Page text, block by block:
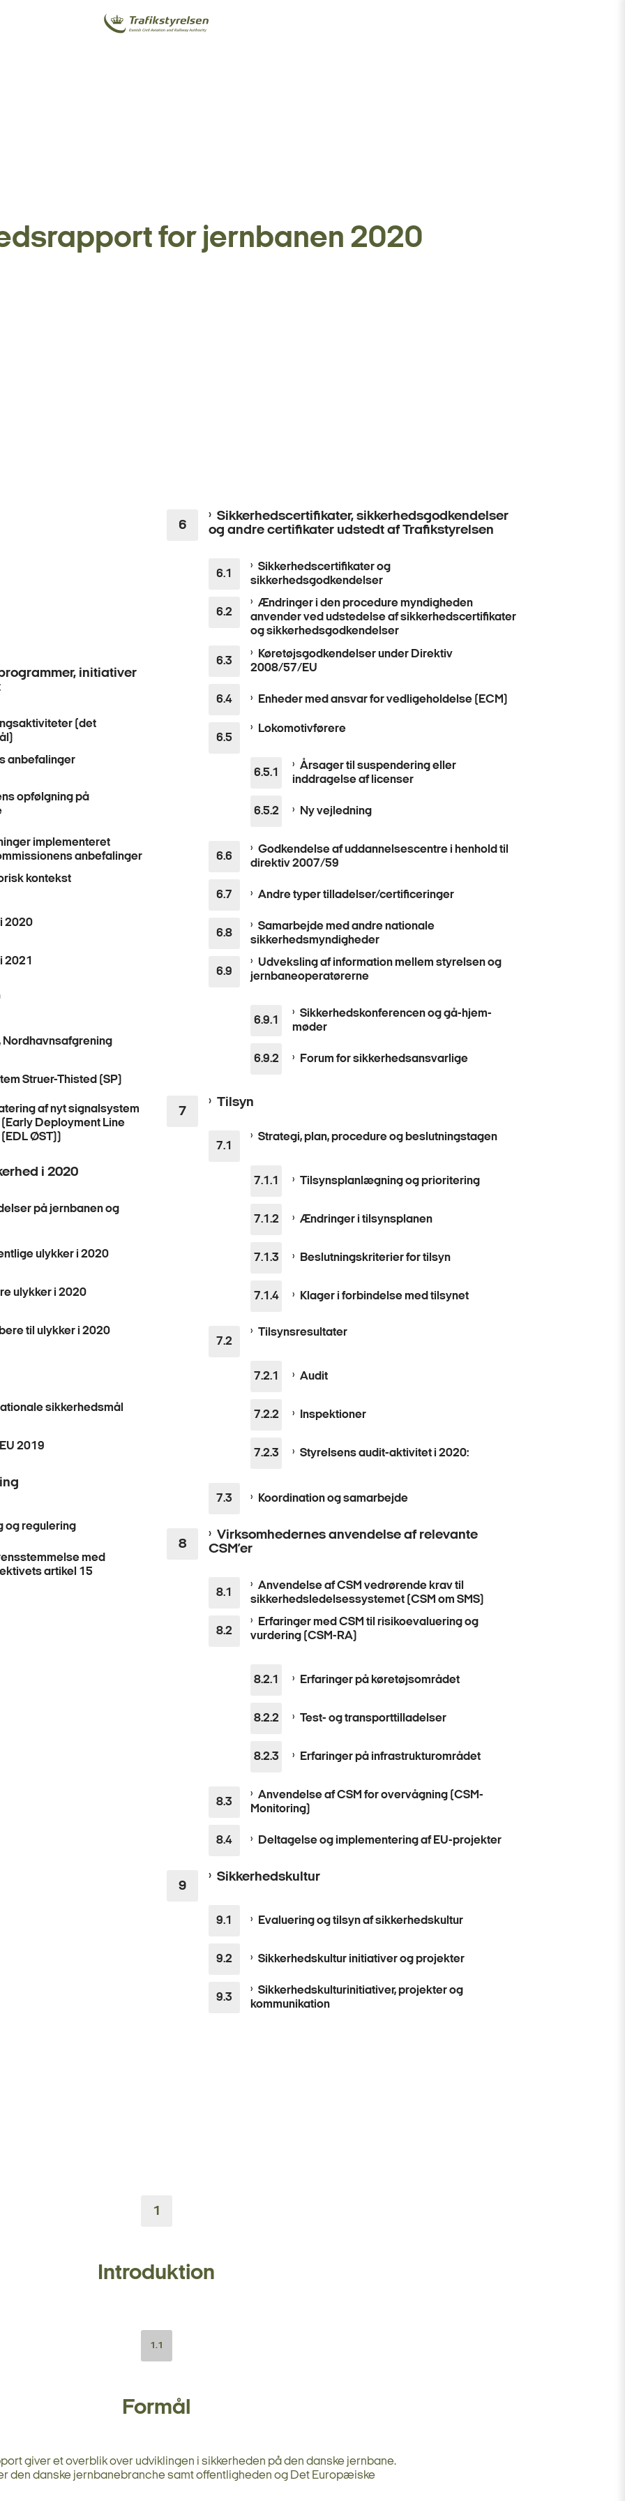
for jernbanen 2020
initiativer
(det
anbefalinger
opfølgning på
implementeret
anbefalinger
kontekst
2020
2021
Nordhavnsafgrening
Struer-Thisted (SP)
af nyt signalsystem
Deployment Line
ØST))
i 2020
på jernbanen og
ulykker i 2020
ulykker i 2020
til ulykker i 2020
sikkerhedsmål
2019
og regulering
med
artikel 15
Sikkerhedscertifikater, sikkerhedsgodkendelser
og andre certifikater udstedt af Trafikstyrelsen
Sikkerhedscertifikater og
sikkerhedsgodkendelser
Ændringer i den procedure myndigheden
anvender ved udstedelse af sikkerhedscertifikater
og sikkerhedsgodkendelser
Køretøjsgodkendelser under Direktiv
2008/57/EU
Enheder med ansvar for vedligeholdelse (ECM)
Lokomotivførere
Årsager til suspendering eller
inddragelse af licenser
Ny vejledning
Godkendelse af uddannelsescentre i henhold til
direktiv 2007/59
Andre typer tilladelser/certificeringer
Samarbejde med andre nationale
sikkerhedsmyndigheder
Udveksling af information mellem styrelsen og
jernbaneoperatørerne
Sikkerhedskonferencen og gå-hjem-
møder
Forum for sikkerhedsansvarlige
Tilsyn
Strategi, plan, procedure og beslutningstagen
Tilsynsplanlægning og prioritering
Ændringer i tilsynsplanen
Beslutningskriterier for tilsyn
Klager i forbindelse med tilsynet
Tilsynsresultater
Audit
Inspektioner
Styrelsens audit-aktivitet i 2020:
Koordination og samarbejde
Virksomhedernes anvendelse af relevante
CSM’er
Anvendelse af CSM vedrørende krav til
sikkerhedsledelsessystemet (CSM om SMS)
Erfaringer med CSM til risikoevaluering og
vurdering (CSM-RA)
Erfaringer på køretøjsområdet
Test- og transporttilladelser
Erfaringer på infrastrukturområdet
Anvendelse af CSM for overvågning (CSM-
Monitoring)
Deltagelse og implementering af EU-projekter
Sikkerhedskultur
Evaluering og tilsyn af sikkerhedskultur
Sikkerhedskultur initiativer og projekter
Sikkerhedskulturinitiativer, projekter og
kommunikation
1
Introduktion
1.1
Formål
giver et overblik over udviklingen i sikkerheden på den danske jernbane.
den danske jernbanebranche samt offentligheden og Det Europæiske